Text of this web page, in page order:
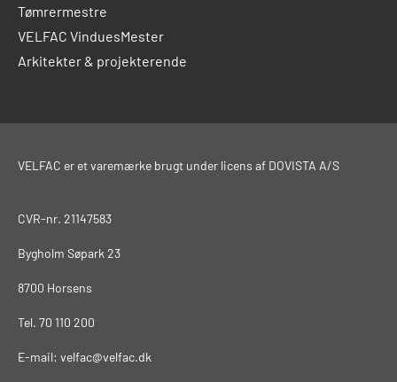
Tømrermestre
VELFAC VinduesMester
Arkitekter & projekterende
VELFAC er et varemærke brugt under licens af DOVISTA A/S
CVR-nr. 21147583
Bygholm Søpark 23
8700 Horsens
Tel. 70 110 200
E-mail: velfac@velfac.dk